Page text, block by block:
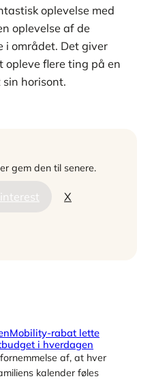
oplevelse med
oplevelse af de
i området. Det giver
opleve flere ting på en
horisont.
gem den til senere.
X
rabat lette
i hverdagen
af, at hver
kalender føles